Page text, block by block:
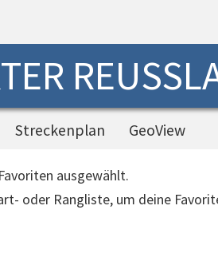
Streckenplan GeoView
ausgewählt.
oder Rangliste, um deine